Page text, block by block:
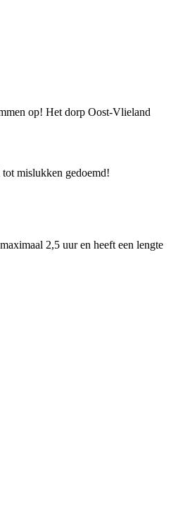
op! Het dorp Oost-Vlieland
mislukken gedoemd!
2,5 uur en heeft een lengte